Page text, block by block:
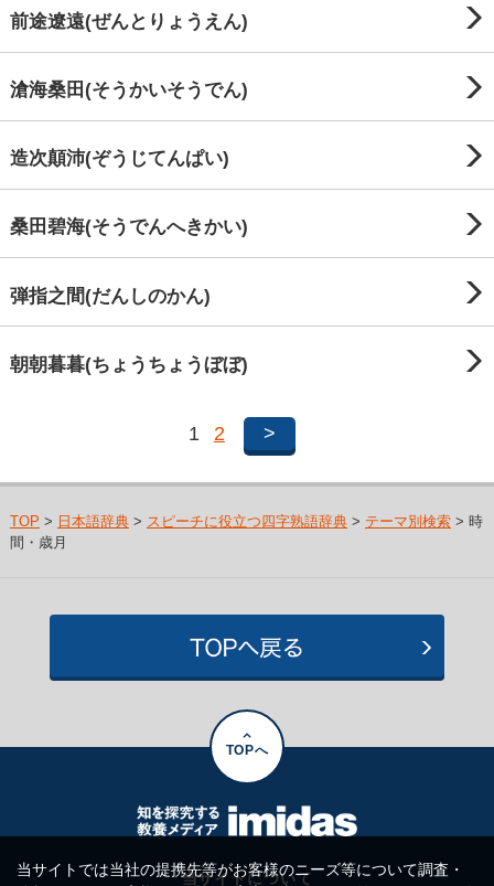
前途遼遠(ぜんとりょうえん)
滄海桑田(そうかいそうでん)
造次顛沛(ぞうじてんぱい)
桑田碧海(そうでんへきかい)
弾指之間(だんしのかん)
朝朝暮暮(ちょうちょうぼぼ)
1 2 >
TOP > 日本語辞典> スピーチに役立つ四字熟語辞典> テーマ別検索> 時
間・歳月
TOPへ
当サイトについて
当サイトでは当社の提携先等がお客様のニーズ等について調査・